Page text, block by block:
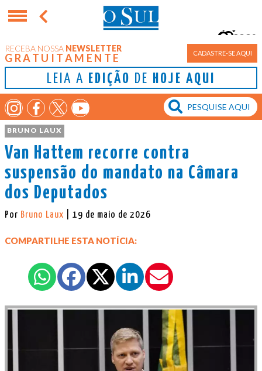
RECEBA NOSSA NEWSLETTER
GRATUITAMENTE CADASTRE-SE AQUI
LEIA A EDIÇÃO DE HOJE AQUI
Porto Alegre
22°
BRUNO LAUX
Van Hattem recorre contra
suspensão do mandato na Câmara
dos Deputados
Por Bruno Laux | 19 de maio de 2026
COMPARTILHE ESTA NOTÍCIA: